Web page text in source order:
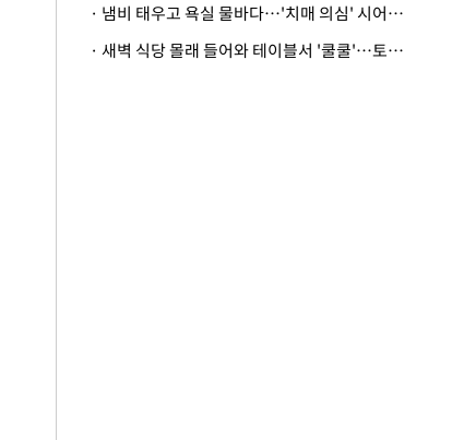
· 냄비 태우고 욕실 물바다…'치매 의심' 시어머니 검사 권유했다가 '날벼락'
· 새벽 식당 몰래 들어와 테이블서 '쿨쿨'…토사물 남기고 사라진 남성